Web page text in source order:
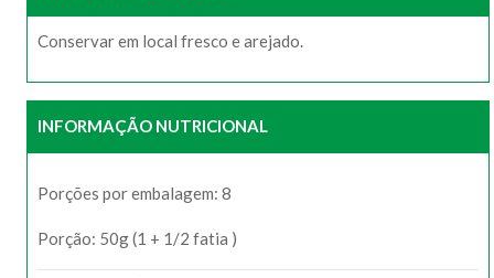
Conservar em local fresco e arejado.
INFORMAÇÃO NUTRICIONAL
Porções por embalagem: 8
Porção: 50g (1 + 1/2 fatia )